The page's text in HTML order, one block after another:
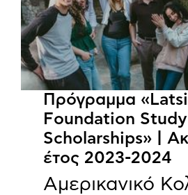
Πρόγραμμα
Foundation
Scholarships» |
έτος 2023-2024
Αμερικανικό